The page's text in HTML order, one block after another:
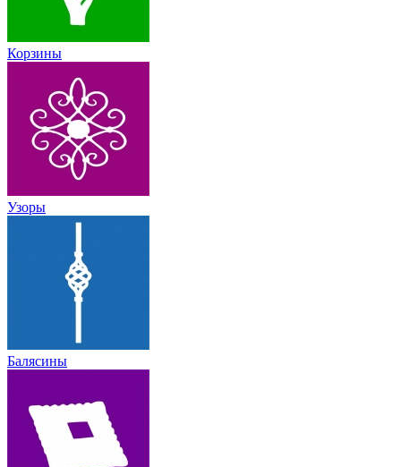
Корзины
Узоры
Балясины